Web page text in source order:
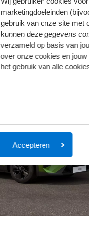
marketingdoeleinden
gebruik van onze site met
kunnen deze gegevens
verzameld op basis van
over onze cookies en jouw
het gebruik van alle
Accepteren